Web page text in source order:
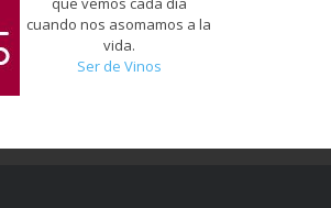
cuando nos asomamos a la
vida.
Ser de Vinos